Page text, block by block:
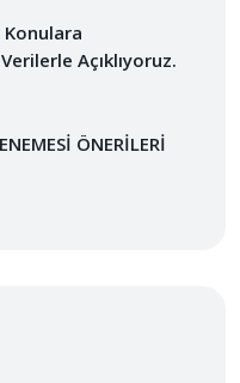
Konulara
Verilerle Açıklıyoruz.
ÖNERİLERİ